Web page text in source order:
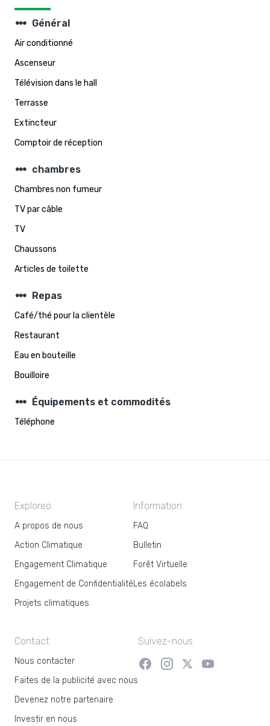
steppers Général
Air conditionné
Ascenseur
Télévision dans le hall
Terrasse
Extincteur
Comptoir de réception
steppers chambres
Chambres non fumeur
TV par câble
TV
Chaussons
Articles de toilette
steppers Repas
Café/thé pour la clientèle
Restaurant
Eau en bouteille
Bouilloire
steppers Équipements et commodités
Téléphone
Exploreo
A propos de nous
Action Climatique
Engagement Climatique
Engagement de Confidentialité
Projets climatiques
Information
FAQ
Bulletin
Forêt Virtuelle
Les écolabels
Contact
Nous contacter
Faites de la publicité avec nous
Devenez notre partenaire
Investir en nous
Suivez-nous